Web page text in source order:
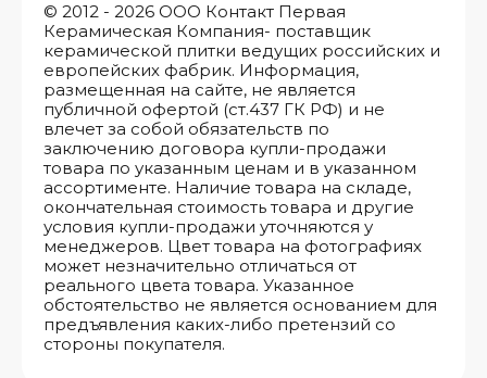
© 2012 - 2026 ООО Контакт Первая
Керамическая Компания- поставщик
керамической плитки ведущих российских и
европейских фабрик. Информация,
размещенная на сайте, не является
публичной офертой (ст.437 ГК РФ) и не
влечет за собой обязательств по
заключению договора купли-продажи
товара по указанным ценам и в указанном
ассортименте. Наличие товара на складе,
окончательная стоимость товара и другие
условия купли-продажи уточняются у
менеджеров. Цвет товара на фотографиях
может незначительно отличаться от
реального цвета товара. Указанное
обстоятельство не является основанием для
предъявления каких-либо претензий со
стороны покупателя.